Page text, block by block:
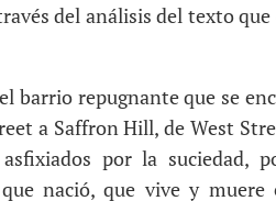
del análisis del texto
barrio repugnante que se
a Saffron Hill, de West
por la suciedad,
nació, que vive y